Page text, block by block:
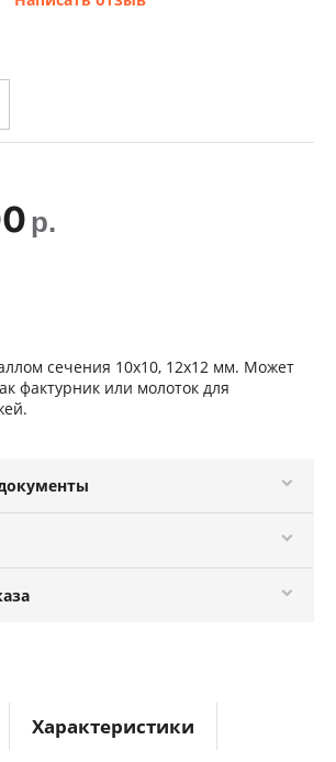
р.
сечения 10х10, 12х12 мм. Может
фактурник или молоток для
Характеристики